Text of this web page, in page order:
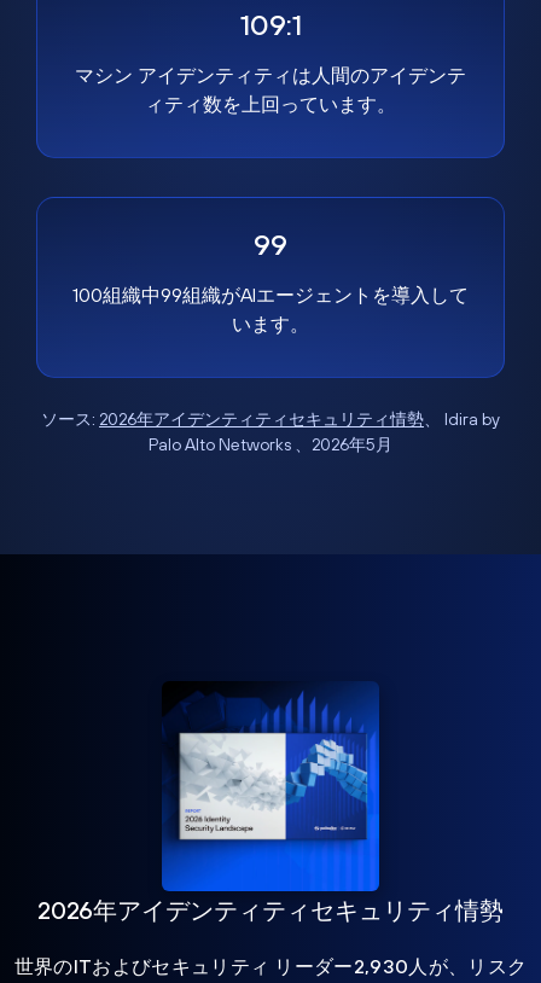
109:1
マシン アイデンティティは人間のアイデンテ
ィティ数を上回っています。
99
100組織中99組織がAIエージェントを導入して
います。
ソース: 2026年アイデンティティセキュリティ情勢、 Idira by
Palo Alto Networks 、2026年5月
2026年アイデンティティセキュリティ情勢
世界のITおよびセキュリティ リーダー2,930人が、リスク